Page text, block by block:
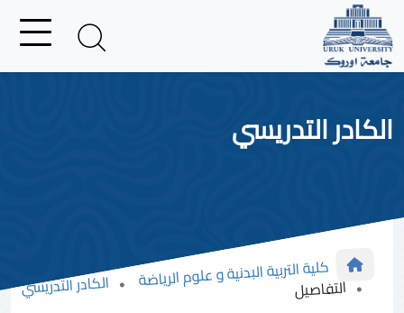
الكادر التدريسي
كلية التربية البدنية و علوم الرياضة الكادر التدريسي التفاصيل